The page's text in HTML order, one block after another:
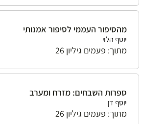
מהסיפור העממי לסיפור אמנותי
יוסף הלוי
מתוך: פעמים גיליון 26
ספרות השבחים: מזרח ומערב
יוסף דן
מתוך: פעמים גיליון 26